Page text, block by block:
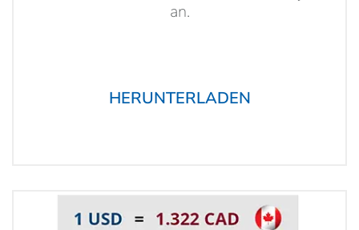
an.
HERUNTERLADEN